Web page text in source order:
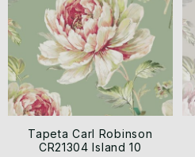
Tapeta Carl Robinson
CR21304 Island 10